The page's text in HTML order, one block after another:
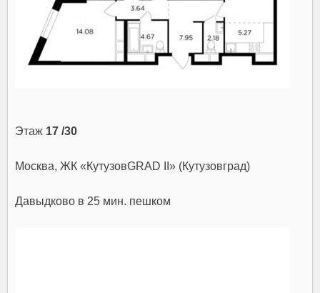
Этаж 17 /30
Москва, ЖК «КутузовGRAD II» (Кутузовград)
Давыдково в 25 мин. пешком